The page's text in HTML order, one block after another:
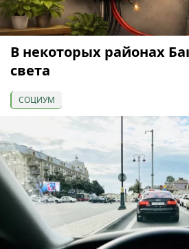
В некоторых районах
света
СОЦИУМ